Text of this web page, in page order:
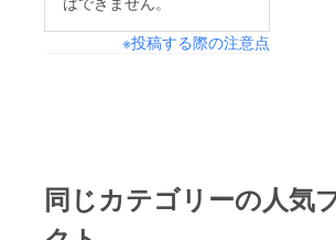
※投稿する際の注意点
同じカテゴリーの人気